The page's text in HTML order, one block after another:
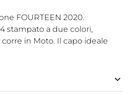
FOURTEEN 2020.
stampato a due colori,
in Moto. Il capo ideale